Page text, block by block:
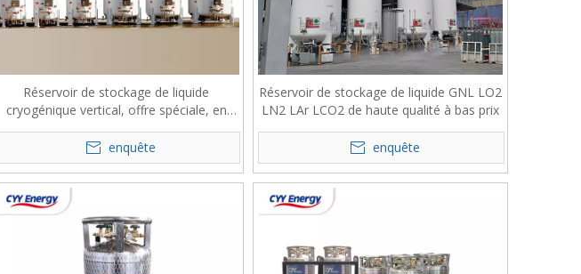
Réservoir de stockage de liquide
cryogénique vertical, offre spéciale, en
stock
enquête
Réservoir de stockage de liquide GNL LO2
LN2 LAr LCO2 de haute qualité à bas prix
enquête